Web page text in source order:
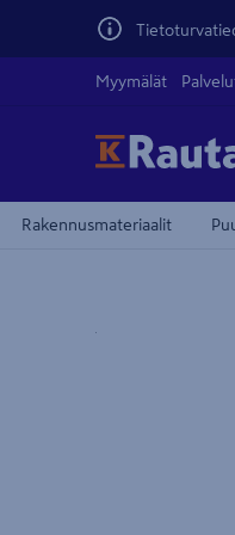
Myymälät
Rakennusmateriaalit